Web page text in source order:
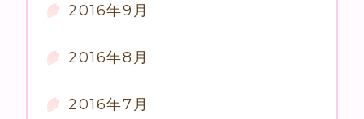
2016年9月
2016年8月
2016年7月